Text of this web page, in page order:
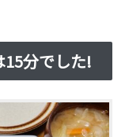
分でした!